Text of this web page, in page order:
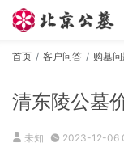
首页 客户问答 购墓问
清东陵公墓
未知 2023-12-06